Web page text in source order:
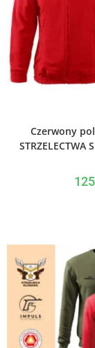
Czerwony
STRZELECTWA